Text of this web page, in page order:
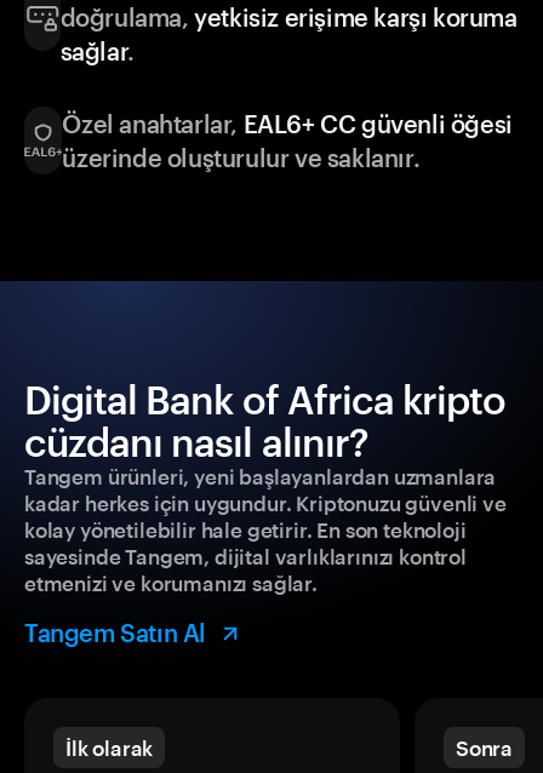
doğrulama,yetkisiz erişime karşı koruma
sağlar.
Özel anahtarlar, EAL6+ CC güvenli öğesi
üzerinde oluşturulur ve saklanır.
Digital Bank of Africa kripto
cüzdanı nasıl alınır?
Tangem ürünleri, yeni başlayanlardan uzmanlara
kadar herkes için uygundur. Kriptonuzu güvenli ve
kolay yönetilebilir hale getirir. En son teknoloji
sayesinde Tangem, dijital varlıklarınızı kontrol
etmenizi ve korumanızı sağlar.
Tangem Satın Al
İlk olarak Sonra